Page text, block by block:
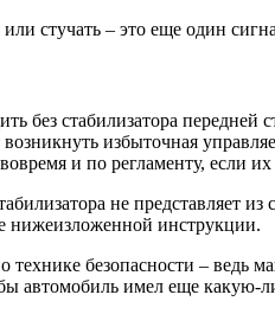
стучать – это еще один
без стабилизатора передней
избыточная
и по регламенту, если
не представляет
нижеизложенной инструкции.
технике безопасности –
автомобиль имел еще какую-